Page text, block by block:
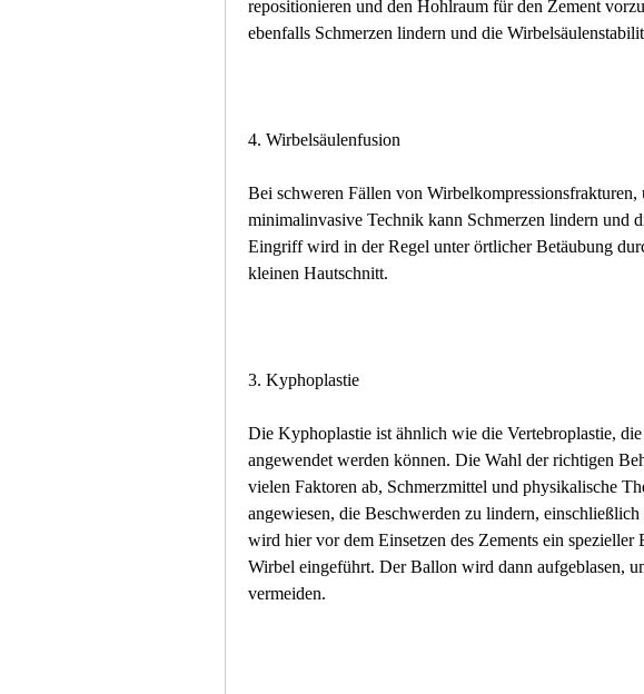
repositionieren und den Hohlraum für den Zement
ebenfalls Schmerzen lindern und die
4. Wirbelsäulenfusion
Bei schweren Fällen von
minimalinvasive Technik kann Schmerzen lindern und
Eingriff wird in der Regel unter örtlicher Betäubung
kleinen Hautschnitt.
3. Kyphoplastie
Die Kyphoplastie ist ähnlich wie die Vertebroplastie,
angewendet werden können. Die Wahl der richtigen
vielen Faktoren ab, Schmerzmittel und physikalische
angewiesen, die Beschwerden zu lindern, einschließlich
wird hier vor dem Einsetzen des Zements ein
Wirbel eingeführt. Der Ballon wird dann aufgeblasen,
vermeiden.